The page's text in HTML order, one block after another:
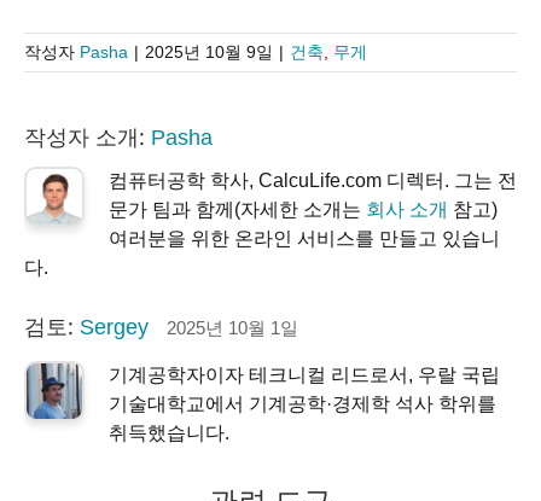
작성자 Pasha | 2025년 10월 9일 | 건축 무게
작성자 소개: Pasha
컴퓨터공학 학사, CalcuLife.com 디렉터. 그는 전
문가 팀과 함께(자세한 소개는 회사 소개 참고)
여러분을 위한 온라인 서비스를 만들고 있습니
다.
검토: Sergey 2025년 10월 1일
기계공학자이자 테크니컬 리드로서, 우랄 국립
기술대학교에서 기계공학·경제학 석사 학위를
취득했습니다.